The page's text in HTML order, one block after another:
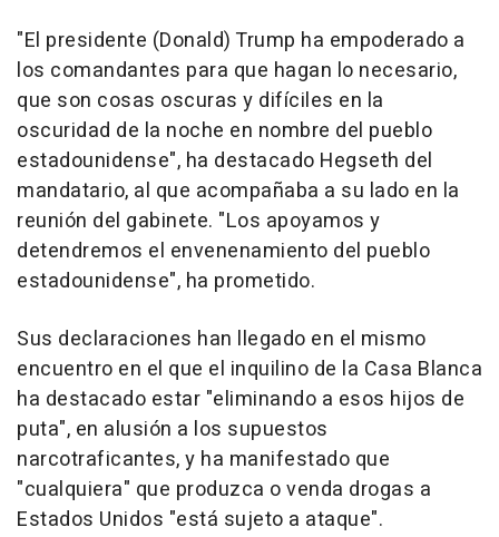
"El presidente (Donald) Trump ha empoderado a
los comandantes para que hagan lo necesario,
que son cosas oscuras y difíciles en la
oscuridad de la noche en nombre del pueblo
estadounidense", ha destacado Hegseth del
mandatario, al que acompañaba a su lado en la
reunión del gabinete. "Los apoyamos y
detendremos el envenenamiento del pueblo
estadounidense", ha prometido.
Sus declaraciones han llegado en el mismo
encuentro en el que el inquilino de la Casa Blanca
ha destacado estar "eliminando a esos hijos de
puta", en alusión a los supuestos
narcotraficantes, y ha manifestado que
"cualquiera" que produzca o venda drogas a
Estados Unidos "está sujeto a ataque".